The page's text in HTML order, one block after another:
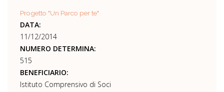
Progetto "Un Parco per te"
DATA:
11/12/2014
NUMERO DETERMINA:
515
BENEFICIARIO:
Istituto Comprensivo di Soci